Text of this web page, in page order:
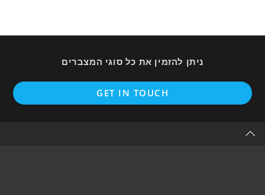
ניתן להזמין את כל סוגי המצברים
GET IN TOUCH
in